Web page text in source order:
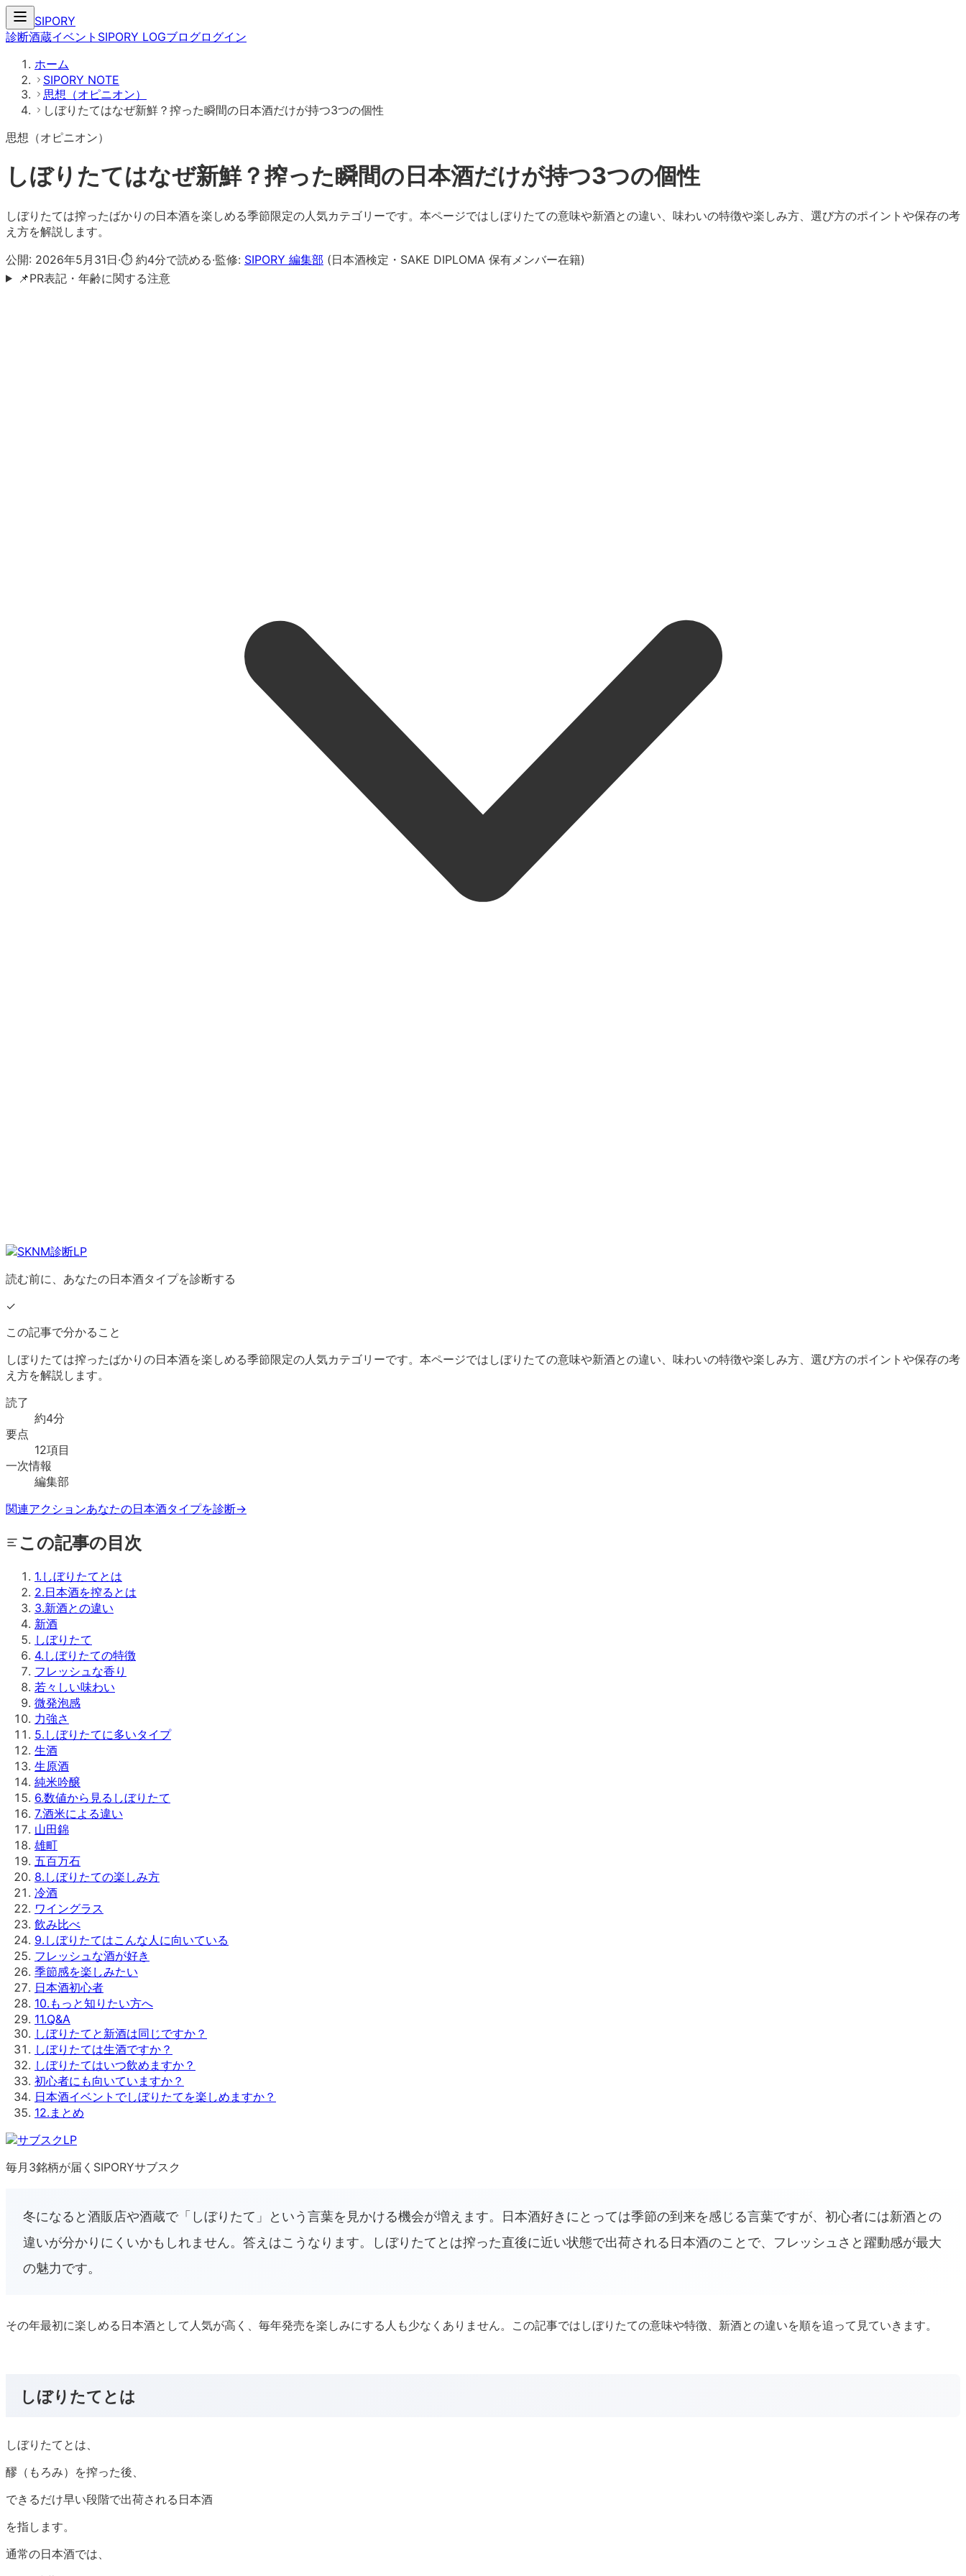
SIPORY
診断酒蔵イベント SIPORY LOGブログログイン
ホーム
SIPORY NOTE
思想（オピニオン）
しぼりたてはなぜ新鮮？搾った瞬間の日本酒だけが持つ3つの個性
思想（オピニオン）
しぼりたてはなぜ新鮮？搾った瞬間の日本酒だけが持つ3つの個性
しぼりたては搾ったばかりの日本酒を楽しめる季節限定の人気カテゴリーです。本ページではしぼりたての意味や新酒との違い、味わいの特徴や楽しみ方、選び方のポイントや保存の考
え方を解説します。
公開: 2026年5月31日·⏱ 約4分で読める·監修: SIPORY 編集部 (日本酒検定・SAKE DIPLOMA 保有メンバー在籍)
📌PR表記・年齢に関する注意
読む前に、あなたの日本酒タイプを診断する
✓
この記事で分かること
しぼりたては搾ったばかりの日本酒を楽しめる季節限定の人気カテゴリーです。本ページではしぼりたての意味や新酒との違い、味わいの特徴や楽しみ方、選び方のポイントや保存の考
え方を解説します。
読了
約4分
要点
12項目
一次情報
編集部
関連アクションあなたの日本酒タイプを診断→
この記事の目次
1. しぼりたてとは
2.日本酒を搾るとは
3.新酒との違い
新酒
しぼりたて
4. しぼりたての特徴
フレッシュな香り
若々しい味わい
微発泡感
力強さ
5. しぼりたてに多いタイプ
生酒
生原酒
純米吟醸
6.数値から見るしぼりたて
7.酒米による違い
山田錦
雄町
五百万石
8. しぼりたての楽しみ方
冷酒
ワイングラス
飲み比べ
9. しぼりたてはこんな人に向いている
フレッシュな酒が好き
季節感を楽しみたい
日本酒初心者
10. もっと知りたい方へ
11.Q&A
しぼりたてと新酒は同じですか？
しぼりたては生酒ですか？
しぼりたてはいつ飲めますか？
初心者にも向いていますか？
日本酒イベントでしぼりたてを楽しめますか？
12. まとめ
毎月3銘柄が届くSIPORYサブスク
冬になると酒販店や酒蔵で「しぼりたて」という言葉を見かける機会が増えます。日本酒好きにとっては季節の到来を感じる言葉ですが、初心者には新酒との
違いが分かりにくいかもしれません。答えはこうなります。しぼりたてとは搾った直後に近い状態で出荷される日本酒のことで、フレッシュさと躍動感が最大
の魅力です。
その年最初に楽しめる日本酒として人気が高く、毎年発売を楽しみにする人も少なくありません。この記事ではしぼりたての意味や特徴、新酒との違いを順を追って見ていきます。
しぼりたてとは
しぼりたてとは、
醪（もろみ）を搾った後、
できるだけ早い段階で出荷される日本酒
を指します。
通常の日本酒では、